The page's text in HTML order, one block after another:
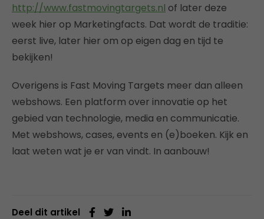
http://www.fastmovingtargets.nl of later deze
week hier op Marketingfacts. Dat wordt de traditie:
eerst live, later hier om op eigen dag en tijd te
bekijken!
Overigens is Fast Moving Targets meer dan alleen
webshows. Een platform over innovatie op het
gebied van technologie, media en communicatie.
Met webshows, cases, events en (e)boeken. Kijk en
laat weten wat je er van vindt. In aanbouw!
Deel dit artikel